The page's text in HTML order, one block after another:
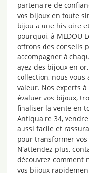
partenaire de
vos bijoux en toute
bijou a une histoire
pourquoi, à MEDOU
offrons des conseils
accompagner à
ayez des bijoux en
collection, nous
valeur. Nos experts
évaluer vos bijoux,
finaliser la vente en
Antiquaire 34,
aussi facile et
pour transformer
N'attendez plus,
découvrez comment
vos bijoux